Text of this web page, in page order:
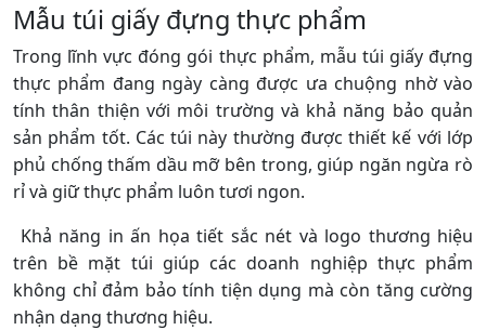
Mẫu túi giấy đựng thực phẩm
Trong lĩnh vực đóng gói thực phẩm, mẫu túi giấy đựng
thực phẩm đang ngày càng được ưa chuộng nhờ vào
tính thân thiện với môi trường và khả năng bảo quản
sản phẩm tốt. Các túi này thường được thiết kế với lớp
phủ chống thấm dầu mỡ bên trong, giúp ngăn ngừa rò
rỉ và giữ thực phẩm luôn tươi ngon.
Khả năng in ấn họa tiết sắc nét và logo thương hiệu
trên bề mặt túi giúp các doanh nghiệp thực phẩm
không chỉ đảm bảo tính tiện dụng mà còn tăng cường
nhận dạng thương hiệu.